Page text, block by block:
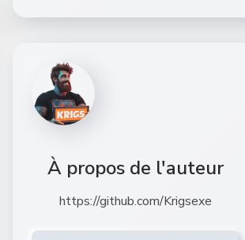
À propos de l'auteur
https://github.com/Krigsexe